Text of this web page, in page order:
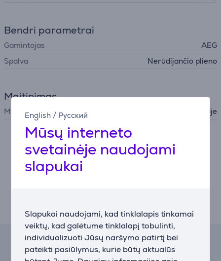
English / Русский
Mūsų interneto
svetainėje naudojami
slapukai
Slapukai naudojami, kad tinklalapis tinkamai
veiktų, kad galėtume tinklalapį tobulinti,
individualizuoti Jūsų naršymo patirtį bei
pateikti pasiūlymus, kurie būtų aktualūs
Bendri parametrai
Gamintojas
AEG
Spalva
Nerūdijančio plieno
Maitinimas
Maitinimo laidas Nėra komplektacijoje
Nesutikus su slapukų naudojimu negalime atvaizduoti
išsamaus šios prekės aprašymo.
Aprašymas
Lizingo skaičiuoklė